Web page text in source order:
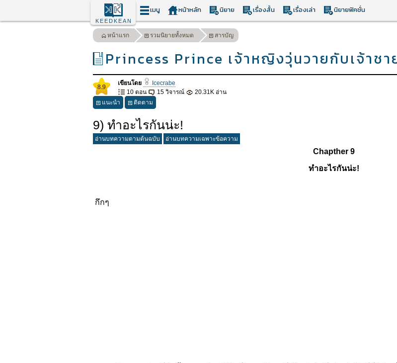
KEEDKEAN
เมนู หน้าหลัก นิยาย เรื่องสั้น เรื่องเล่า นิยายฟิคชั่น
หน้าแรก รวมนิยายทั้งหมด สารบัญ
Princess Prince เจ้าหญิงวุ่นวายกับเจ้าชา
8.9 เขียนโดย Icecrabe
10 ตอน
15 วิจารณ์ 20.31K อ่าน
แนะนำ
ติดตาม
9) ทำอะไรกันน่ะ!
อ่านบทความตามต้นฉบับ อ่านบทความเฉพาะข้อความ
Chapther 9
ทำอะไรกันน่ะ!
กึกๆ